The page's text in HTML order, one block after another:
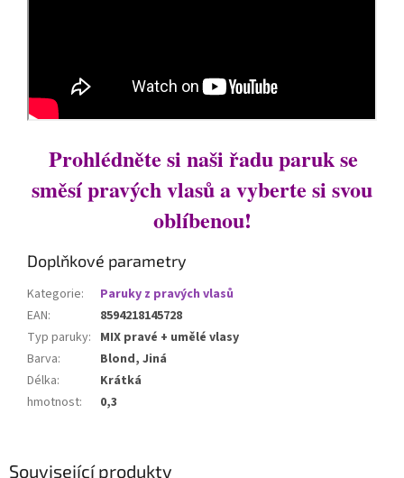
Související produkty
Prohlédněte si naši řadu paruk se
směsí pravých vlasů a vyberte si svou
oblíbenou!
Doplňkové parametry
Kategorie:
Paruky z pravých vlasů
EAN:
8594218145728
Typ paruky: MIX pravé + umělé vlasy
Barva:
Blond, Jiná
Délka:
Krátká
hmotnost: 0,3